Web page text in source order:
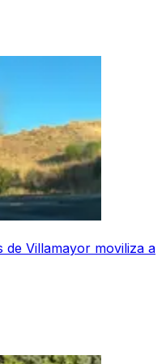
de Villamayor moviliza a